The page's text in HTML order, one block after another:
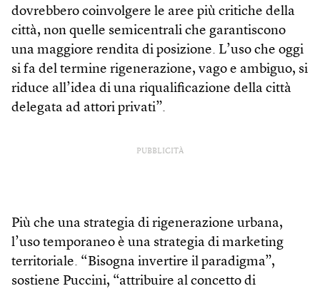
dovrebbero coinvolgere le aree più critiche della
città, non quelle semicentrali che garantiscono
una maggiore rendita di posizione. L’uso che oggi
si fa del termine rigenerazione, vago e ambiguo, si
riduce all’idea di una riqualificazione della città
delegata ad attori privati”.
PUBBLICITÀ
Più che una strategia di rigenerazione urbana,
l’uso temporaneo è una strategia di marketing
territoriale. “Bisogna invertire il paradigma”,
sostiene Puccini, “attribuire al concetto di